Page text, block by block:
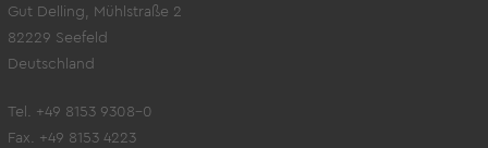
Gut Delling, Mühlstraße 2
82229 Seefeld
Deutschland
Tel. +49 8153 9308-0
Fax. +49 8153 4223